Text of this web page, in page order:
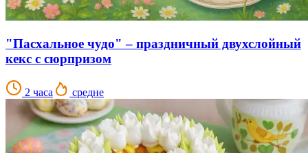
"Пасхальное чудо" – праздничный двухслойный
кекс с сюрпризом
2 часа средне